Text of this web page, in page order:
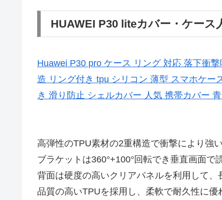
HUAWEI P30 liteカバー・ケース
Huawei P30 pro ケース リング 対応 落下衝
造 リング付き tpu シリコン 薄型 スマホケー
き 滑り防止 シェルカバー 人気 携帯カバー
高弾性のTPU素材の2重構造で衝撃により強い
ブラケットは360°+100°回転でき垂直画面で
背面は硬度の高いクリアパネルを利用して、
品質の高いTPUを採用し、柔軟で耐久性に優